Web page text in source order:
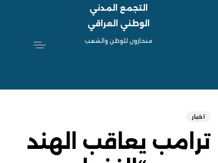
التجمع المدني
الوطني العراقي
منحازون للوطن والشعب
اخبار
ترامب يعاقب الهند